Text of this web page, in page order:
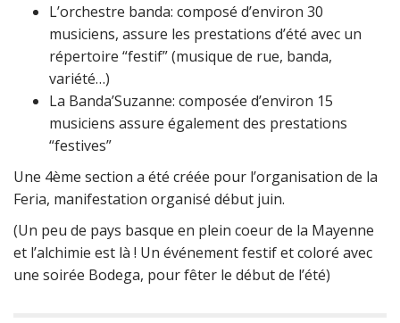
L’orchestre banda: composé d’environ 30
musiciens, assure les prestations d’été avec un
répertoire “festif” (musique de rue, banda,
variété…)
La Banda’Suzanne: composée d’environ 15
musiciens assure également des prestations
“festives”
Une 4ème section a été créée pour l’organisation de la
Feria, manifestation organisé début juin.
(Un peu de pays basque en plein coeur de la Mayenne
et l’alchimie est là ! Un événement festif et coloré avec
une soirée Bodega, pour fêter le début de l’été)